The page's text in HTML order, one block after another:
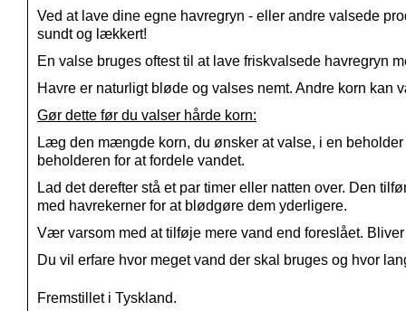
Ved at lave dine egne havregryn - eller andre valsede
sundt og lækkert!
En valse bruges oftest til at lave friskvalsede havregryn
Havre er naturligt bløde og valses nemt. Andre korn
Gør dette før du valser hårde korn:
Læg den mængde korn, du ønsker at valse, i en
beholderen for at fordele vandet.
Lad det derefter stå et par timer eller natten over. Den
med havrekerner for at blødgøre dem yderligere.
Vær varsom med at tilføje mere vand end foreslået.
Du vil erfare hvor meget vand der skal bruges og hvor
Fremstillet i Tyskland.